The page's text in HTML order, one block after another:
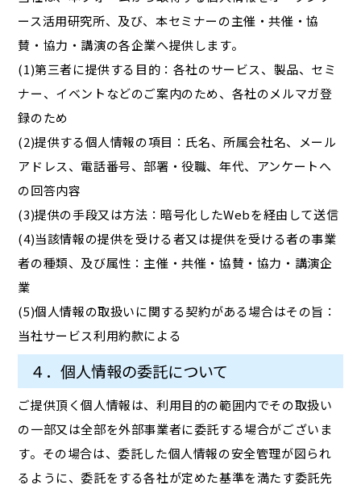
ース活用研究所、及び、本セミナーの主催・共催・協
賛・協力・講演の各企業へ提供します。
(1)第三者に提供する目的：各社のサービス、製品、セミ
ナー、イベントなどのご案内のため、各社のメルマガ登
録のため
(2)提供する個人情報の項目：氏名、所属会社名、メール
アドレス、電話番号、部署・役職、年代、アンケートへ
の回答内容
(3)提供の手段又は方法：暗号化したWebを経由して送信
(4)当該情報の提供を受ける者又は提供を受ける者の事業
者の種類、及び属性：主催・共催・協賛・協力・講演企
業
(5)個人情報の取扱いに関する契約がある場合はその旨：
当社サービス利用約款による
４．個人情報の委託について
ご提供頂く個人情報は、利用目的の範囲内でその取扱い
の一部又は全部を外部事業者に委託する場合がございま
す。その場合は、委託した個人情報の安全管理が図られ
るように、委託をする各社が定めた基準を満たす委託先